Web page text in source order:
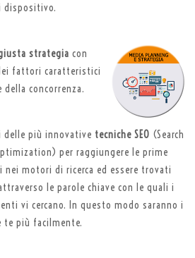
dispositivo.
strategia con
fattori caratteristici
concorrenza.
delle più innovative tecniche SEO (Search
per raggiungere le prime
nei motori di ricerca ed essere trovati
le parole chiave con le quali i
vi cercano. In questo modo saranno i
te più facilmente.